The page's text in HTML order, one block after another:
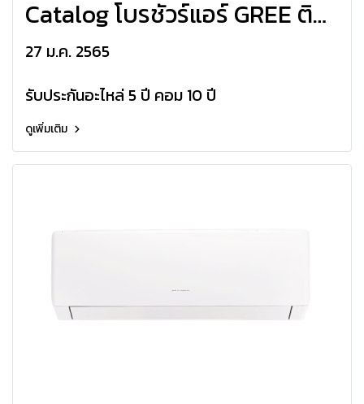
Catalog โบรชัวร์แอร์ GREE ติด
ผนัง Pular I1 Inverter R32
2022
27 ม.ค. 2565
รับประกันอะไหล่ 5 ปี คอม 10 ปี
ดูเพิ่มเติม